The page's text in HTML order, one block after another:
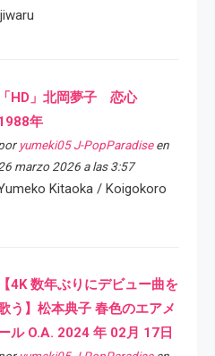
「HD」北岡夢子 恋心
年
yumeki05 J-PopParadiseen
marzo 2026 a las 3:57
Kitaoka / Koigokoro
【4K 数年ぶりにデビュー曲を
う】松本典子 春色のエアメ
ル O.A. 2024 年 02月 17日